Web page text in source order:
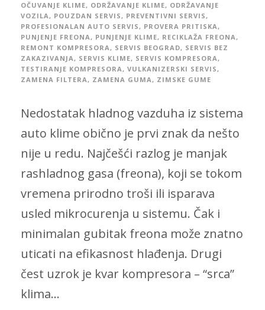
OČUVANJE KLIME, ODRŽAVANJE KLIME, ODRŽAVANJE
VOZILA, POUZDAN SERVIS, PREVENTIVNI SERVIS,
PROFESIONALAN AUTO SERVIS, PROVERA PRITISKA,
PUNJENJE FREONA, PUNJENJE KLIME, RECIKLAŽA FREONA,
REMONT KOMPRESORA, SERVIS BEOGRAD, SERVIS BEZ
ZAKAZIVANJA, SERVIS KLIME, SERVIS KOMPRESORA,
TESTIRANJE KOMPRESORA, VULKANIZERSKI SERVIS,
ZAMENA FILTERA, ZAMENA GUMA, ZIMSKE GUME
Nedostatak hladnog vazduha iz sistema
auto klime obično je prvi znak da nešto
nije u redu. Najčešći razlog je manjak
rashladnog gasa (freona), koji se tokom
vremena prirodno troši ili isparava
usled mikrocurenja u sistemu. Čak i
minimalan gubitak freona može znatno
uticati na efikasnost hlađenja. Drugi
čest uzrok je kvar kompresora – “srca”
klima...